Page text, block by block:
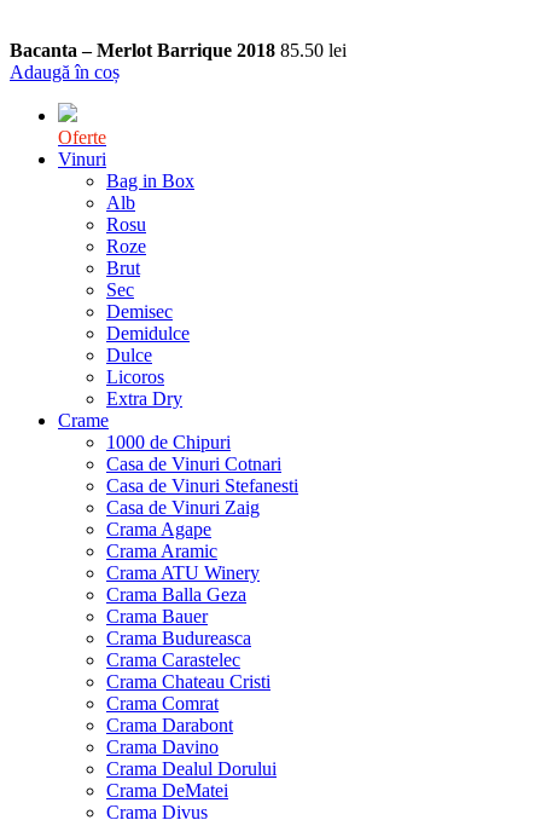
Bacanta – Merlot Barrique 2018 85.50 lei
Adaugă în coș
Oferte
Vinuri
Bag in Box
Alb
Rosu
Roze
Brut
Sec
Demisec
Demidulce
Dulce
Licoros
Extra Dry
Crame
1000 de Chipuri
Casa de Vinuri Cotnari
Casa de Vinuri Stefanesti
Casa de Vinuri Zaig
Crama Agape
Crama Aramic
Crama ATU Winery
Crama Balla Geza
Crama Bauer
Crama Budureasca
Crama Carastelec
Crama Chateau Cristi
Crama Comrat
Crama Darabont
Crama Davino
Crama Dealul Dorului
Crama DeMatei
Crama Divus